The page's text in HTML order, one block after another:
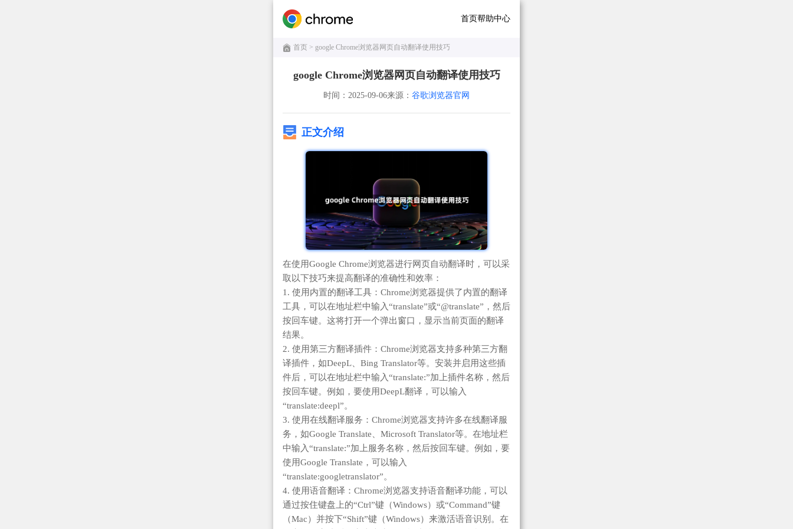
首页帮助中心
首页 > google Chrome浏览器网页自动翻译使用技巧
google Chrome浏览器网页自动翻译使用技巧
时间：2025-09-06来源： 谷歌浏览器官网
正文介绍
在使用Google Chrome浏览器进行网页自动翻译时，可以采
取以下技巧来提高翻译的准确性和效率：
1. 使用内置的翻译工具：Chrome浏览器提供了内置的翻译
工具，可以在地址栏中输入“translate”或“@translate”，然后
按回车键。这将打开一个弹出窗口，显示当前页面的翻译
结果。
2. 使用第三方翻译插件：Chrome浏览器支持多种第三方翻
译插件，如DeepL、Bing Translator等。安装并启用这些插
件后，可以在地址栏中输入“translate:”加上插件名称，然后
按回车键。例如，要使用DeepL翻译，可以输入
“translate:deepl”。
3. 使用在线翻译服务：Chrome浏览器支持许多在线翻译服
务，如Google Translate、Microsoft Translator等。在地址栏
中输入“translate:”加上服务名称，然后按回车键。例如，要
使用Google Translate，可以输入
“translate:googletranslator”。
4. 使用语音翻译：Chrome浏览器支持语音翻译功能，可以
通过按住键盘上的“Ctrl”键（Windows）或“Command”键
（Mac）并按下“Shift”键（Windows）来激活语音识别。在